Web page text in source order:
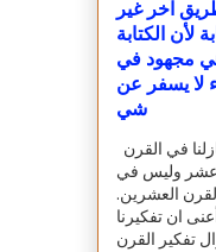
آخر غير
لأن الكتابة
مجهود في
لا يسفر عن
شي
عشر وليس في
العشرين.
ان تفكيرنا
تفكير القرن